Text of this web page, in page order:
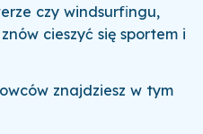
czy windsurfingu,
cieszyć się sportem i
znajdziesz w tym